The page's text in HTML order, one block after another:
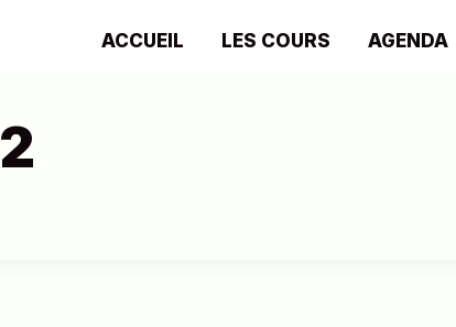
ACCUEIL LES COURS AGENDA